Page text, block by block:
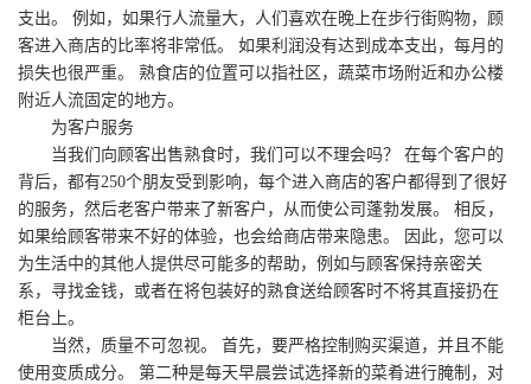
支出。 例如，如果行人流量大，人们喜欢在晚上在步行街购物，顾
客进入商店的比率将非常低。 如果利润没有达到成本支出，每月的
损失也很严重。 熟食店的位置可以指社区，蔬菜市场附近和办公楼
附近人流固定的地方。
为客户服务
当我们向顾客出售熟食时，我们可以不理会吗？ 在每个客户的
背后，都有250个朋友受到影响，每个进入商店的客户都得到了很好
的服务，然后老客户带来了新客户，从而使公司蓬勃发展。 相反，
如果给顾客带来不好的体验，也会给商店带来隐患。 因此，您可以
为生活中的其他人提供尽可能多的帮助，例如与顾客保持亲密关
系，寻找金钱，或者在将包装好的熟食送给顾客时不将其直接扔在
柜台上。
当然，质量不可忽视。 首先，要严格控制购买渠道，并且不能
使用变质成分。 第二种是每天早晨尝试选择新的菜肴进行腌制，对